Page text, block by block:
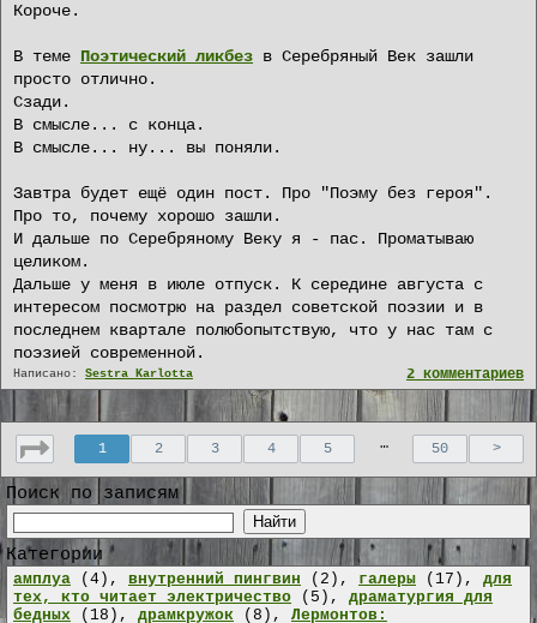
Короче.
В теме Поэтический ликбез в Серебряный Век зашли
просто отлично.
Сзади.
В смысле... с конца.
В смысле... ну... вы поняли.
Завтра будет ещё один пост. Про "Поэму без героя".
Про то, почему хорошо зашли.
И дальше по Серебряному Веку я - пас. Проматываю
целиком.
Дальше у меня в июле отпуск. К середине августа с
интересом посмотрю на раздел советской поэзии и в
последнем квартале полюбопытствую, что у нас там с
поэзией современной.
2 комментариев
Написано: Sestra Karlotta
1 2 3 4 5 … 50 >
Поиск по записям
Найти
Категории
амплуа (4), внутренний пингвин (2), галеры (17), для
тех, кто читает электричество (5), драматургия для
бедных (18), драмкружок (8), Лермонтов: